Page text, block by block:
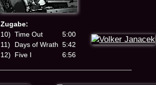
Zugabe:
10) Time Out
5:00
11)
Days of Wrath 5:42
12)
Five I 6:56